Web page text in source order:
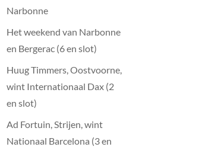
Narbonne
Het weekend van Narbonne
en Bergerac (6 en slot)
Huug Timmers, Oostvoorne,
wint Internationaal Dax (2
en slot)
Ad Fortuin, Strijen, wint
Nationaal Barcelona (3 en